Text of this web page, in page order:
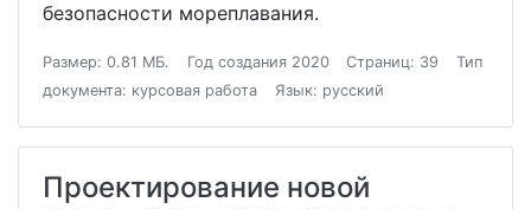
безопасности мореплавания.
Размер: 0.81 МБ. Год создания 2020 Страниц: 39
Тип
документа: курсовая работа
Язык: русский
Проектирование новой